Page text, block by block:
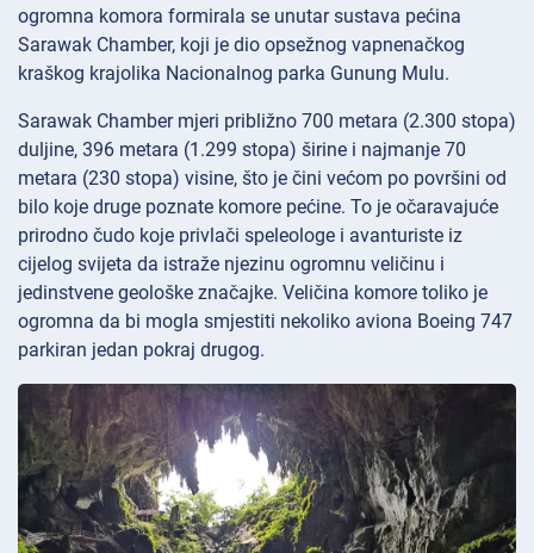
ogromna komora formirala se unutar sustava pećina
Sarawak Chamber, koji je dio opsežnog vapnenačkog
kraškog krajolika Nacionalnog parka Gunung Mulu.
Sarawak Chamber mjeri približno 700 metara (2.300 stopa)
duljine, 396 metara (1.299 stopa) širine i najmanje 70
metara (230 stopa) visine, što je čini većom po površini od
bilo koje druge poznate komore pećine. To je očaravajuće
prirodno čudo koje privlači speleologe i avanturiste iz
cijelog svijeta da istraže njezinu ogromnu veličinu i
jedinstvene geološke značajke. Veličina komore toliko je
ogromna da bi mogla smjestiti nekoliko aviona Boeing 747
parkiran jedan pokraj drugog.